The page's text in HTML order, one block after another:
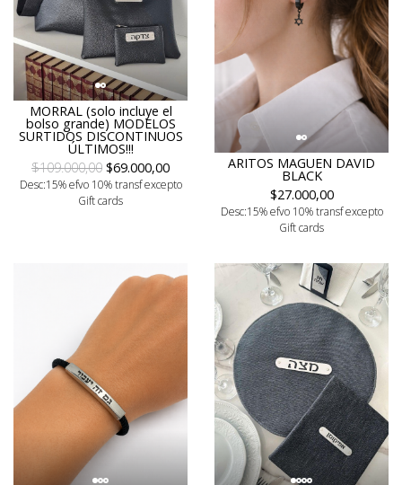
MORRAL (solo incluye el
bolso grande) MODELOS
SURTIDOS DISCONTINUOS
ÚLTIMOS!!!
$109.000,00 $69.000,00
Desc:15% efvo 10% transf excepto
Gift cards
ARITOS MAGUEN DAVID
BLACK
$27.000,00
Desc:15% efvo 10% transf excepto
Gift cards